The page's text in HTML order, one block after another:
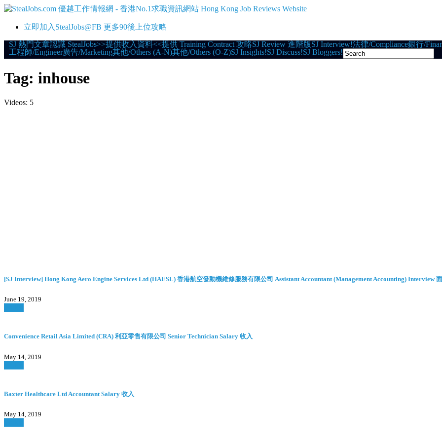
立即加入StealJobs@FB 更多90後上位攻略
Skip
to
SJ 熱門文章認識 StealJobs>>提供收入資料<<提供 Training Contract 攻略SJ Review 進階版SJ Interview!法律/Compliance銀行/
工程師/Engineer廣告/Marketing其他/Others (A-N)其他/Others (O-Z)SJ Insights!SJ Discuss!SJ Bloggers!
Tag: inhouse
Videos: 5
[SJ Interview] Hong Kong Aero Engine Services Ltd (HAESL) 香港航空發動機維修服務有限公司 Assistant Accountant (Management Accounting) Interview
June 19, 2019
Convenience Retail Asia Limited (CRA) 利亞零售有限公司 Senior Technician Salary 收入
May 14, 2019
Baxter Healthcare Ltd Accountant Salary 收入
May 14, 2019